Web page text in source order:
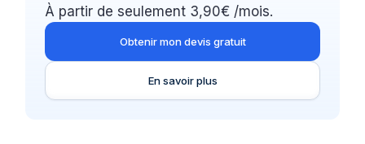
À partir de seulement 3,90€ /mois.
Obtenir mon devis gratuit
En savoir plus